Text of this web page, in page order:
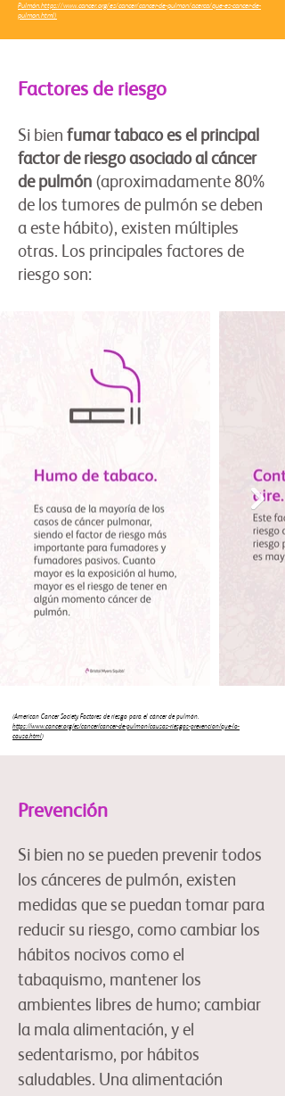
Pulmón.https://www.cancer.org/es/cancer/cancer-de-pulmon/acerca/que-es-cancer-de-
pulmon.html)
Factores de riesgo
Si bien fumar tabaco es el principal
factor de riesgo asociado al cáncer
de pulmón (aproximadamente 80%
de los tumores de pulmón se deben
a este hábito), existen múltiples
otras. Los principales factores de
riesgo son:
(American Cancer Society. Factores de riesgo para el cáncer de pulmón.
https://www.cancer.org/es/cancer/cancer-de-pulmon/causas-riesgos-prevencion/que-lo-
causa.html)
Prevención
Si bien no se pueden prevenir todos
los cánceres de pulmón, existen
medidas que se puedan tomar para
reducir su riesgo, como cambiar los
hábitos nocivos como el
tabaquismo, mantener los
ambientes libres de humo; cambiar
la mala alimentación, y el
sedentarismo, por hábitos
saludables. Una alimentación